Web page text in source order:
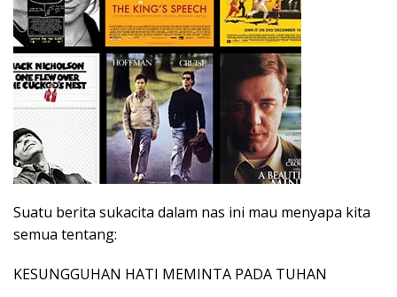
Suatu berita sukacita dalam nas ini mau menyapa kita
semua tentang:
KESUNGGUHAN HATI MEMINTA PADA TUHAN